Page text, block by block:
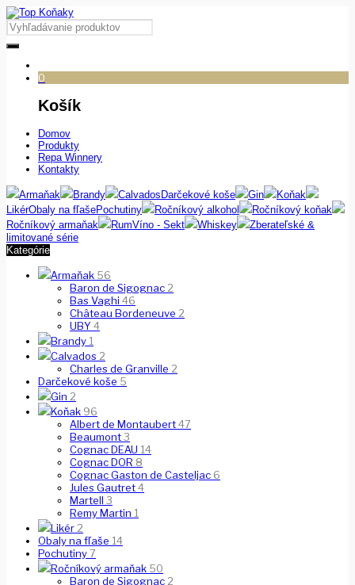
0
Košík
Domov
Produkty
Repa Winnery
Kontakty
Armaňak Brandy Calvados Darčekové koše Gin
Koňak
LikérObaly na fľašePochutiny Ročníkový alkohol
Ročníkový koňak
Ročníkový armaňak
RumVíno - Sekt Whiskey
Zberateľské &
limitované série
Kategórie
Armaňak 56
Baron de Sigognac2
Bas Vaghi 46
Château Bordeneuve 2
UBY 4
Brandy 1
Calvados 2
Charles de Granville 2
Darčekové koše 5
Gin 2
Koňak 96
Albert de Montaubert47
Beaumont3
Cognac DEAU 14
Cognac DOR 8
Cognac Gaston de Casteljac 6
Jules Gautret4
Martell 3
Remy Martin 1
Likér2
Obaly na fľaše 14
Pochutiny7
Ročníkový armaňak 50
Baron de Sigognac2